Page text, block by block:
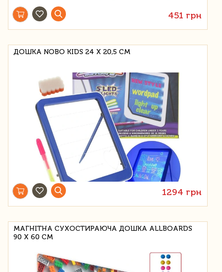
451 грн
ДОШКА NOBO KIDS 24 Х 20,5 СМ
1294 грн
МАГНІТНА СУХОСТИРАЮЧА ДОШКА ALLBOARDS
90 Х 60 СМ